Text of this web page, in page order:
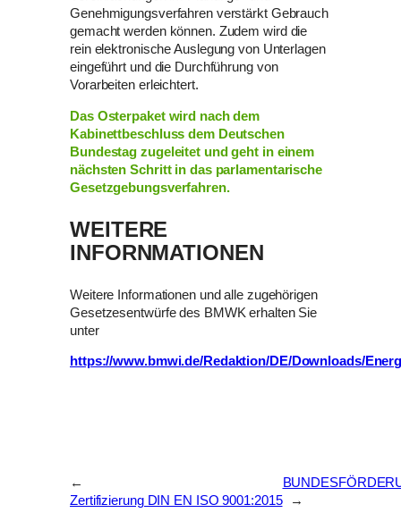
Genehmigungsverfahren verstärkt Gebrauch
gemacht werden können. Zudem wird die
rein elektronische Auslegung von Unterlagen
eingeführt und die Durchführung von
Vorarbeiten erleichtert.
Das Osterpaket wird nach dem
Kabinettbeschluss dem Deutschen
Bundestag zugeleitet und geht in einem
nächsten Schritt in das parlamentarische
Gesetzgebungsverfahren.
WEITERE
INFORNMATIONEN
Weitere Informationen und alle zugehörigen
Gesetzesentwürfe des BMWK erhalten Sie
unter
https://www.bmwi.de/Redaktion/DE/Downloads/
←
Zertifizierung DIN EN ISO 9001:2015
→